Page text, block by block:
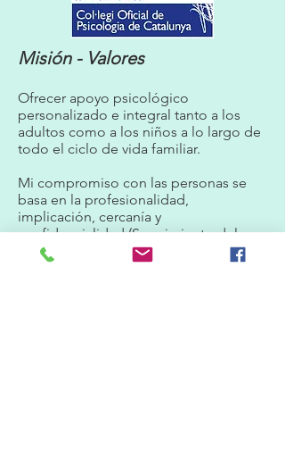
Misión - Valores
Ofrecer apoyo psicológico
personalizado e integral tanto a los
adultos como a los niños a lo largo de
todo el ciclo de vida familiar.
Mi compromiso con las personas se
basa en la profesionalidad,
implicación, cercanía y
confidencialidad (Seguimiento del
Código Deontológico del Colegio
Oficial de Psicología de Cataluña).